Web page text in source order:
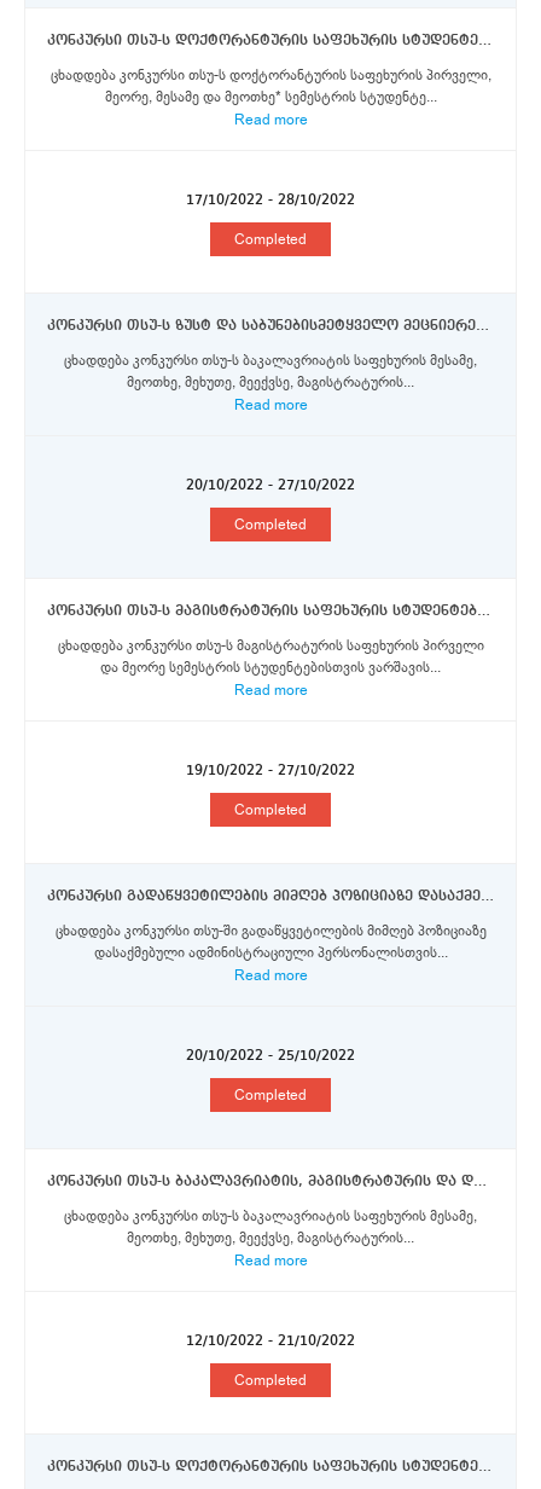
კონკურსი თსუ-ს დოქტორანტურის საფეხურის სტუდენტებისთვის 2022-23 სასწავლო წლის გაზაფხულის სემესტრისათვის ერაზმუს+ პროგრამის სტიპენდიების მოსაპოვებლად
ცხადდება კონკურსი თსუ-ს დოქტორანტურის საფეხურის პირველი,
მეორე, მესამე და მეოთხე* სემესტრის სტუდენტე...
Read more
17/10/2022 - 28/10/2022
Completed
კონკურსი თსუ-ს ზუსტ და საბუნებისმეტყველო მეცნიერებეათა ფაკულტეტის ბაკალავრიატის და მაგისტრატურის საფეხურის სტუდენტებისთვის ერაზმუს+ პროგრამის სტიპენდიების მოსაპოვებლად
ცხადდება კონკურსი თსუ-ს ბაკალავრიატის საფეხურის მესამე,
მეოთხე, მეხუთე, მეექვსე, მაგისტრატურის...
Read more
20/10/2022 - 27/10/2022
Completed
კონკურსი თსუ-ს მაგისტრატურის საფეხურის სტუდენტებისთვის ვარშავის უნივერსიტეტში ორმხრივი თანამშრომლობის ფარგლებში გაცვლითი პროგრამის სტიპენდიების მოსაპოვებლად
ცხადდება კონკურსი თსუ-ს მაგისტრატურის საფეხურის პირველი
და მეორე სემესტრის სტუდენტებისთვის ვარშავის...
Read more
19/10/2022 - 27/10/2022
Completed
კონკურსი გადაწყვეტილების მიმღებ პოზიციაზე დასაქმებული ადმინისტრაციული პერსონალისთვის მურსიას უნივერსიტეტში ერაზმუს+ პროგრამის ფარგლებში მობილობის სტიპენდიების მოსაპოვებლად
ცხადდება კონკურსი თსუ-ში გადაწყვეტილების მიმღებ პოზიციაზე
დასაქმებული ადმინისტრაციული პერსონალისთვის...
Read more
20/10/2022 - 25/10/2022
Completed
კონკურსი თსუ-ს ბაკალავრიატის, მაგისტრატურის და დოქტორანტურის საფეხურის სტუდენტებისთვის გრონინგენის უნივერსიტეტში ერაზმუს+ პროგრამის სტიპენდიების მოსაპოვებლად
ცხადდება კონკურსი თსუ-ს ბაკალავრიატის საფეხურის მესამე,
მეოთხე, მეხუთე, მეექვსე, მაგისტრატურის...
Read more
12/10/2022 - 21/10/2022
Completed
კონკურსი თსუ-ს დოქტორანტურის საფეხურის სტუდენტებისთვის აახენის რაინ-ვესტფალიის ტექნიკურ უნივერსიტეტში კვლევითი სტაჟირებისათვის დაფინასების მოსაპოვებლად